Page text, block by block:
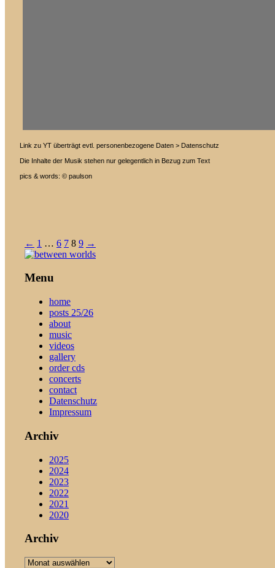
Link zu YT überträgt evtl. personenbezogene Daten > Datenschutz
Die Inhalte der Musik stehen nur gelegentlich in Bezug zum Text
pics & words: © paulson
Pagination
← 1 … 6 7 8 9 →
Menu
home
posts 25/26
about
music
videos
gallery
order cds
concerts
contact
Datenschutz
Impressum
Archiv
2025
2024
2023
2022
2021
2020
Archiv
Archiv